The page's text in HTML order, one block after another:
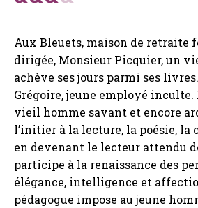
Aux Bleuets, maison de retraite
dirigée, Monsieur Picquier, un
achève ses jours parmi ses
Grégoire, jeune employé inculte.
vieil homme savant et encore
l’initier à la lecture, la poésie, la
en devenant le lecteur attendu
participe à la renaissance des
élégance, intelligence et
pédagogue impose au jeune